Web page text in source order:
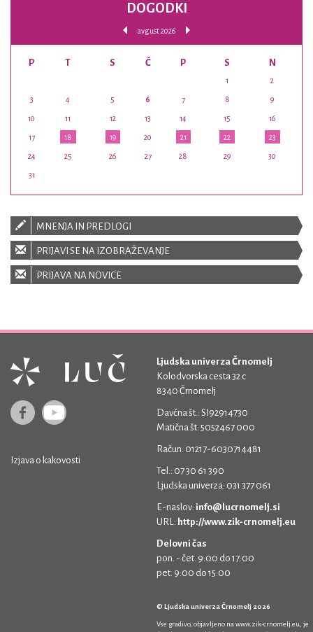
DOGODKI
avgust 2026
P T S Č P S N
1 2
3 4 5 6 7 8 9
10 11 12 13 14 15 16
17 18 19 20 21 22 23
24 25 26 27 28 29 30
31
MNENJA IN PREDLOGI
PRIJAVI SE NA IZOBRAŽEVANJE
PRIJAVA NA NOVICE
Izjava o kakovosti
Ljudska univerza Črnomelj
Kolodvorska cesta 32 c
8340 Črnomelj
Davčna št.: SI92914730
Matična št: 5052467 000
Račun: 01217-6030714481
Tel.: 07 30 61 390
Ljudska univerza: 031 377 061
E-naslov: info@lucrnomelj.si
URL: http://www.zik-crnomelj.eu
Delovni čas
pon. - čet. 9:00 do 17:00
pet. 9:00 do 15:00
© Ljudska univerza Črnomelj 2026
Vse gradivo, objavljeno na www.zik-crnomelj.eu , je